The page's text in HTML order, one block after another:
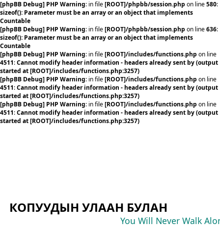
[phpBB Debug] PHP Warning: in file[ROOT]/phpbb/session.php on line580:
sizeof(): Parameter must be an array or an object that implements
Countable
[phpBB Debug] PHP Warning: in file[ROOT]/phpbb/session.php on line636:
sizeof(): Parameter must be an array or an object that implements
Countable
[phpBB Debug] PHP Warning: in file[ROOT]/includes/functions.php on line
4511:Cannot modify header information - headers already sent by (output
started at [ROOT]/includes/functions.php:3257)
[phpBB Debug] PHP Warning: in file[ROOT]/includes/functions.php on line
4511:Cannot modify header information - headers already sent by (output
started at [ROOT]/includes/functions.php:3257)
[phpBB Debug] PHP Warning: in file[ROOT]/includes/functions.php on line
4511:Cannot modify header information - headers already sent by (output
started at [ROOT]/includes/functions.php:3257)
КОПУУДЫН УЛААН БУЛАН
You Will Never Walk